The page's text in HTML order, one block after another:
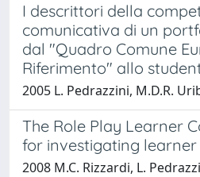
I descrittori della
comunicativa di un
dal "Quadro Comune
Riferimento" allo
2005 L. Pedrazzini, M.D.R.
The Role Play Learner
for investigating
2008 M.C. Rizzardi, L.